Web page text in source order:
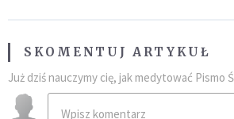
SKOMENTUJ ARTYKUŁ
Już dziś nauczymy cię, jak medytować Pismo